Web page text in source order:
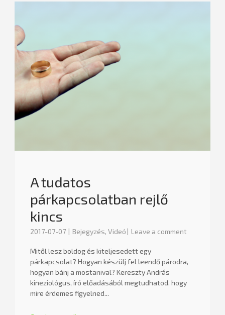
A tudatos
párkapcsolatban rejlő
kincs
2017-07-07 Bejegyzés, Videó Leave a comment
Mitől lesz boldog és kiteljesedett egy
párkapcsolat? Hogyan készülj fel leendő párodra,
hogyan bánj a mostanival? Kereszty András
kineziológus, író előadásából megtudhatod, hogy
mire érdemes figyelned...